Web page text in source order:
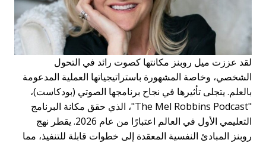
لقد عززت ميل روبنز مكانتها كصوت رائد في التحول
الشخصي، وخاصة المشهورة باستراتيجياتها العملية المدعومة
بالعلم. يتجلى تأثيرها في نجاح برنامجها الصوتي (بودكاست)،
"The Mel Robbins Podcast"، الذي حقق مكانة البرنامج
التعليمي الأول في العالم اعتبارًا من عام 2026. يقطر نهج
روبنز المبادئ النفسية المعقدة إلى خطوات قابلة للتنفيذ، مما